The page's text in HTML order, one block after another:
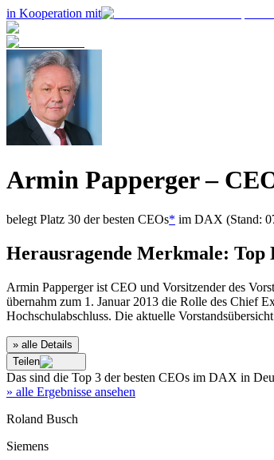
in Kooperation mit
Armin Papperger–
belegt Platz 30 der besten CEOs* im DAX (Stand:
Herausragende Merkmale: Top
Armin Papperger ist CEO und Vorsitzender des
übernahm zum 1. Januar 2013 die Rolle des Chief
Hochschulabschluss. Die aktuelle
» alle Details
Teilen
Das sind die Top 3 der besten CEOs im DAX in
» alle Ergebnisse ansehen
Roland Busch
Siemens